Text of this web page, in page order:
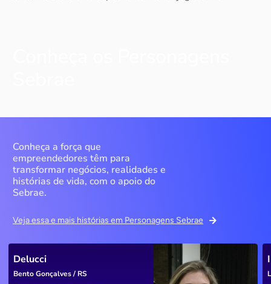
Conheça a força que
empreendedores têm para
transformar negócios, realidades e
histórias de vida, com o apoio do
Sebrae.
Veja essa e mais histórias em Personagens Sebrae
Delucci
Bento Gonçalves / RS